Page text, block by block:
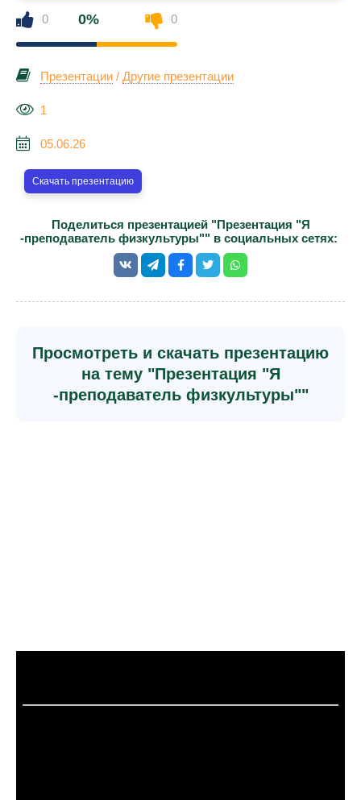
0 0% 0
Презентации / Другие презентации
1
05.06.26
Скачать презентацию
Поделиться презентацией "Презентация "Я
-преподаватель физкультуры"" в социальных сетях:
Просмотреть и скачать презентацию
на тему "Презентация "Я
-преподаватель физкультуры""